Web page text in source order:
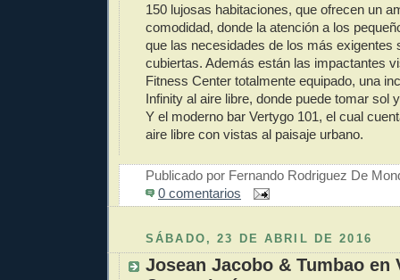
150 lujosas habitaciones, que ofrecen un
comodidad, donde la atención a los
que las necesidades de los más exigentes
cubiertas. Además están las impactantes
Fitness Center totalmente equipado, una
Infinity al aire libre, donde puede tomar sol
Y el moderno bar Vertygo 101, el cual
aire libre con vistas al paisaje urbano.
Publicado por Fernando Rodriguez De
0 comentarios
SÁBADO, 23 DE ABRIL DE 2016
Josean Jacobo & Tumbao en